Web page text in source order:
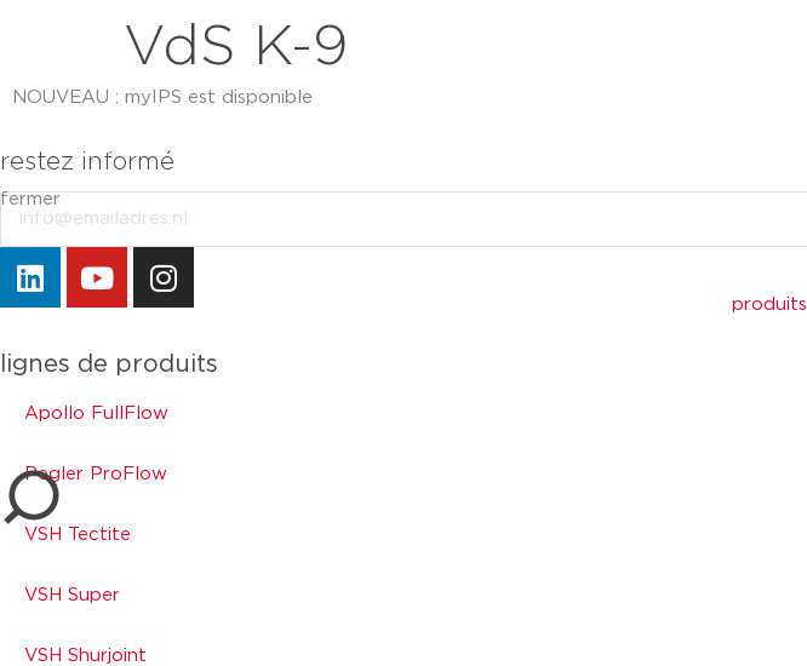
NOUVEAU : myIPS est disponible
fermer
fermer
produits
VdS K-9
restez informé
Email
lignes de produits
Apollo FullFlow
Pegler ProFlow
VSH Tectite
VSH Super
VSH Shurjoint